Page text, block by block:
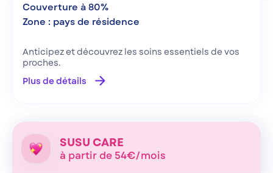
Couverture à 80%
Zone : pays de résidence
Anticipez et découvrez les soins essentiels de vos
proches.
Plus de détails
arrow_forward
SUSU CARE
à partir de 54€/mois